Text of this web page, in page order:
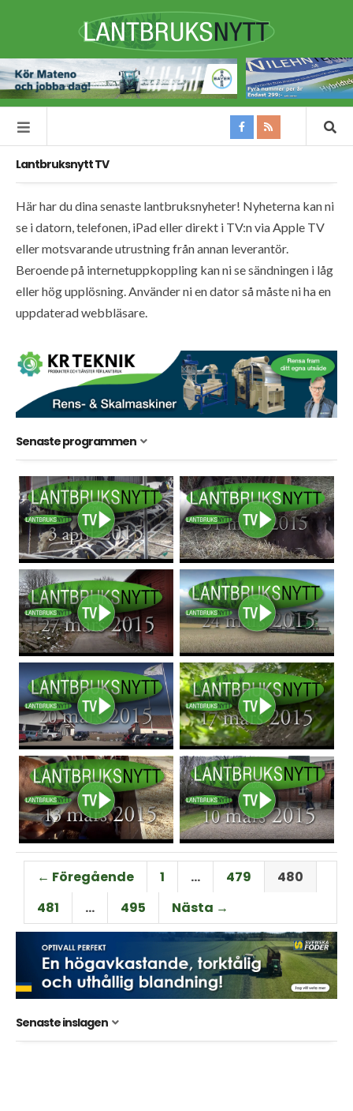
Lantbruksnytt TV
Här har du dina senaste lantbruksnyheter! Nyheterna kan ni
se i datorn, telefonen, iPad eller direkt i TV:n via Apple TV
eller motsvarande utrustning från annan leverantör.
Beroende på internetuppkoppling kan ni se sändningen i låg
eller hög upplösning. Använder ni en dator så måste ni ha en
uppdaterad webbläsare.
Senaste programmen
← Föregående 1 … 479
480
481
… 495 Nästa →
Senaste inslagen